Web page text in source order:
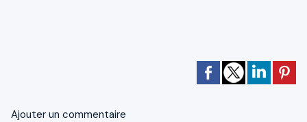
Ajouter un commentaire